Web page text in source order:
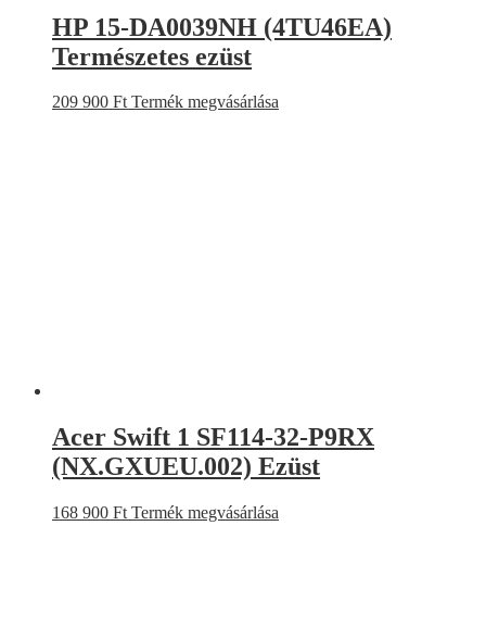
HP 15-DA0039NH (4TU46EA)
Természetes ezüst
209 900 Ft Termék megvásárlása
Acer Swift 1 SF114-32-P9RX
(NX.GXUEU.002) Ezüst
168 900 Ft Termék megvásárlása